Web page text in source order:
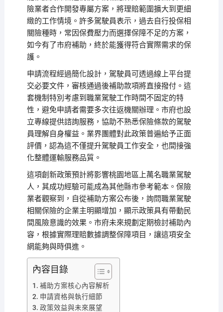
險業者合作開發專屬方案，將理賠範圍擴大到更細
緻的工作情境。許多駕駛員表示，過去自行投保相
關險種時，常因保費壓力而選擇保障不足的方案，
如今有了市府補助，終於能獲得符合實際需求的保
護。
申請流程經過簡化設計，駕駛員可透過線上平台提
交必要文件，審核通過後補助款項將直接撥付。這
套機制特別考慮到職業駕駛工作時間不固定的特
性，避免申請者需要多次往返機關辦理。市府也設
立專線提供諮詢服務，協助不熟悉保險條款的駕駛
員理解自身權益。業界團體對此政策普遍給予正面
評價，認為這不僅提升駕駛員工作安全，也間接強
化整體運輸服務品質。
這項創新政策預計將影響桃園地區上萬名職業駕駛
人，其成功經驗可能成為其他縣市參考範本。保險
業者觀察到，自從補助方案公布後，詢問職業駕駛
相關保險的企業主明顯增加，顯示政策具有帶動民
間風險意識的效果。市府未來規劃定期檢討補助內
容，根據實際理賠數據調整保障項目，讓這項安全
網能夠與時俱進。
內容目錄
補助方案核心內容解析
申請資格與執行細節
政策效益與未來展望